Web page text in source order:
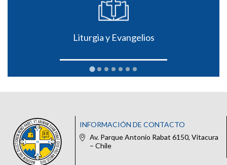
Liturgia y Evangelios
INFORMACIÓN DE CONTACTO
Av. Parque Antonio Rabat 6150, Vitacura
– Chile